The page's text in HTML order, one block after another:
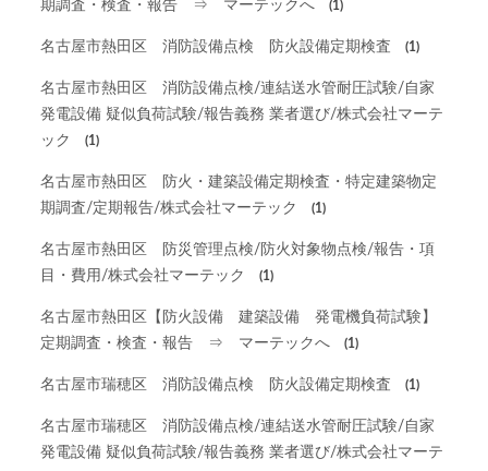
期調査・検査・報告 ⇒ マーテックへ
(1)
名古屋市熱田区 消防設備点検 防火設備定期検査 (1)
名古屋市熱田区 消防設備点検/連結送水管耐圧試験/自家
発電設備 疑似負荷試験/報告義務 業者選び/株式会社マーテ
ック
(1)
名古屋市熱田区 防火・建築設備定期検査・特定建築物定
期調査/定期報告/株式会社マーテック
(1)
名古屋市熱田区 防災管理点検/防火対象物点検/報告・項
目・費用/株式会社マーテック
(1)
名古屋市熱田区【防火設備 建築設備 発電機負荷試験】
定期調査・検査・報告 ⇒ マーテックへ
(1)
名古屋市瑞穂区 消防設備点検 防火設備定期検査 (1)
名古屋市瑞穂区 消防設備点検/連結送水管耐圧試験/自家
発電設備 疑似負荷試験/報告義務 業者選び/株式会社マーテ